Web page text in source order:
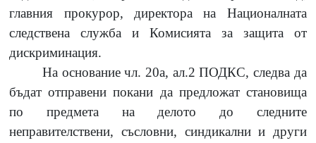
главния прокурор, директора на Националната
следствена служба и Комисията за защита от
дискриминация.
На основание чл. 20а, ал.2 ПОДКС, следва да
бъдат отправени покани да предложат становища
по предмета на делото до следните
неправителствени, съсловни, синдикални и други